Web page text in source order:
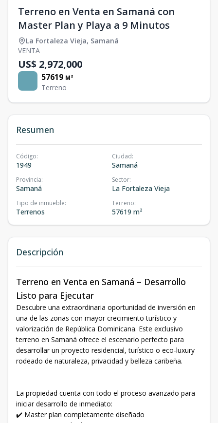
Terreno en Venta en Samaná con
Master Plan y Playa a 9 Minutos
La Fortaleza Vieja, Samaná
VENTA
US$ 2,972,000
57619 M²
Terreno
Resumen
Código:
1949
Ciudad:
Samaná
Provincia:
Samaná
Sector:
La Fortaleza Vieja
Tipo de inmueble:
Terrenos
Terreno:
57619 m²
Descripción
Terreno en Venta en Samaná – Desarrollo
Listo para Ejecutar
Descubre una extraordinaria oportunidad de inversión en
una de las zonas con mayor crecimiento turístico y
valorización de República Dominicana. Este exclusivo
terreno en Samaná ofrece el escenario perfecto para
desarrollar un proyecto residencial, turístico o eco-luxury
rodeado de naturaleza, privacidad y belleza caribeña.
La propiedad cuenta con todo el proceso avanzado para
iniciar desarrollo de inmediato:
✔️ Master plan completamente diseñado